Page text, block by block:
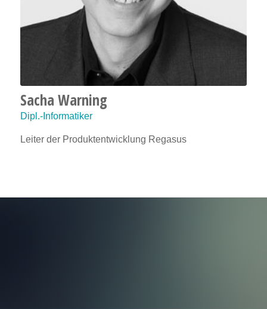
Sacha Warning
Dipl.-Informatiker
Leiter der Produktentwicklung Regasus